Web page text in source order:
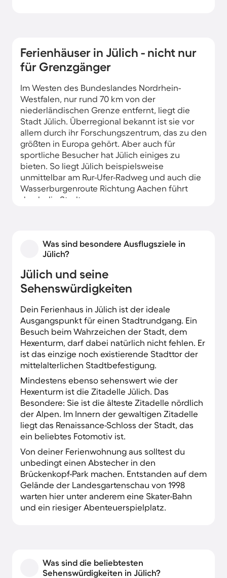
Ferienhäuser in Jülich - nicht nur
für Grenzgänger
Im Westen des Bundeslandes Nordrhein-
Westfalen, nur rund 70 km von der
niederländischen Grenze entfernt, liegt die
Stadt Jülich. Überregional bekannt ist sie vor
allem durch ihr Forschungszentrum, das zu den
größten in Europa gehört. Aber auch für
sportliche Besucher hat Jülich einiges zu
bieten. So liegt Jülich beispielsweise
unmittelbar am Rur-Ufer-Radweg und auch die
Wasserburgenroute Richtung Aachen führt
durch die Stadt.
zweit oder einen Kurztrip mit der ganzen
Familie. Auch ein Abstecher in die Niederlande,
Belgien sind von hier aus ganz einfach möglich.
Schließlich liegt auch die belgische Grenze nur
rund 70 km von deiner Ferienwohnung in Jülich
entfernt.
Was sind besondere Ausflugsziele in
Jülich?
Jülich und seine
Sehenswürdigkeiten
Dein Ferienhaus in Jülich ist der ideale
Ausgangspunkt für einen Stadtrundgang. Ein
Besuch beim Wahrzeichen der Stadt, dem
Hexenturm, darf dabei natürlich nicht fehlen. Er
ist das einzige noch existierende Stadttor der
mittelalterlichen Stadtbefestigung.
Mindestens ebenso sehenswert wie der
Hexenturm ist die Zitadelle Jülich. Das
Besondere: Sie ist die älteste Zitadelle nördlich
der Alpen. Im Innern der gewaltigen Zitadelle
liegt das Renaissance-Schloss der Stadt, das
ein beliebtes Fotomotiv ist.
Von deiner Ferienwohnung aus solltest du
unbedingt einen Abstecher in den
Brückenkopf-Park machen. Entstanden auf dem
Gelände der Landesgartenschau von 1998
warten hier unter anderem eine Skater-Bahn
und ein riesiger Abenteuerspielplatz.
Was sind die beliebtesten
Sehenswürdigkeiten in Jülich?